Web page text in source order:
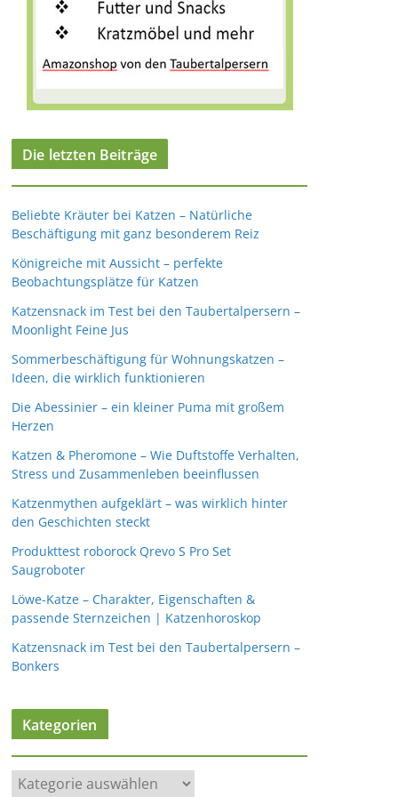
Die letzten Beiträge
Beliebte Kräuter bei Katzen – Natürliche
Beschäftigung mit ganz besonderem Reiz
Königreiche mit Aussicht – perfekte
Beobachtungsplätze für Katzen
Katzensnack im Test bei den Taubertalpersern –
Moonlight Feine Jus
Sommerbeschäftigung für Wohnungskatzen –
Ideen, die wirklich funktionieren
Die Abessinier – ein kleiner Puma mit großem
Herzen
Katzen & Pheromone – Wie Duftstoffe Verhalten,
Stress und Zusammenleben beeinflussen
Katzenmythen aufgeklärt – was wirklich hinter
den Geschichten steckt
Produkttest roborock Qrevo S Pro Set
Saugroboter
Löwe-Katze – Charakter, Eigenschaften &
passende Sternzeichen | Katzenhoroskop
Katzensnack im Test bei den Taubertalpersern –
Bonkers
Kategorien